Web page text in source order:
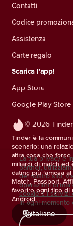
© 2026
Tinder è la
scenario: una
altra cosa che
miliardi di match ed
dating più famosa
Match, Passport,
favorire ogni tipo di
Android.
italiano
Contatti
Codice
Assistenza
Carte regalo
Scarica l'app!
App Store
Google Play Store
La tua privacy è
partner,
del nostro sito,
operazioni di
cookie e i servizi
in ogni momento